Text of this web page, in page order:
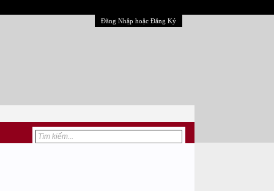
Đăng Nhập hoặc Đăng Ký